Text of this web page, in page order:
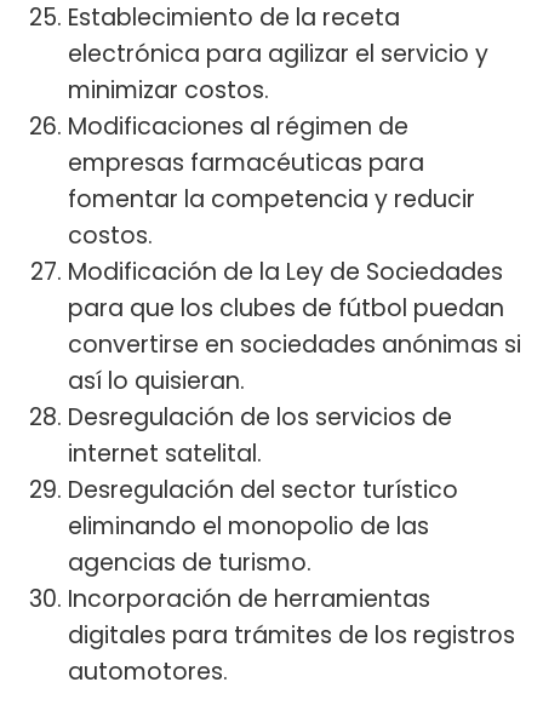
Establecimiento de la receta
electrónica para agilizar el servicio y
minimizar costos.
Modificaciones al régimen de
empresas farmacéuticas para
fomentar la competencia y reducir
costos.
Modificación de la Ley de Sociedades
para que los clubes de fútbol puedan
convertirse en sociedades anónimas si
así lo quisieran.
Desregulación de los servicios de
internet satelital.
Desregulación del sector turístico
eliminando el monopolio de las
agencias de turismo.
Incorporación de herramientas
digitales para trámites de los registros
automotores.